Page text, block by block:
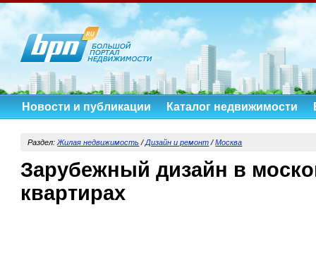
Новости и публикации Каталог недвижимости
Раздел:Жилая недвижимость /Дизайн и ремонт /Москва
Зарубежный дизайн в
квартирах